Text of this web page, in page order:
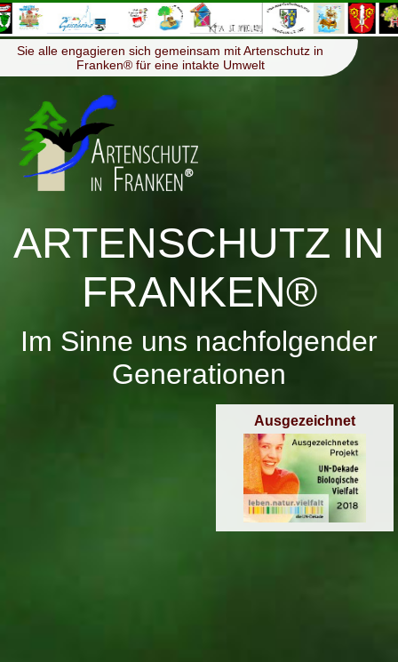
Menü ≡
Sie alle engagieren sich gemeinsam mit Artenschutz in
Franken® für eine intakte Umwelt
ARTENSCHUTZ IN
FRANKEN®
Im Sinne uns nachfolgender
Generationen
Ausgezeichnet